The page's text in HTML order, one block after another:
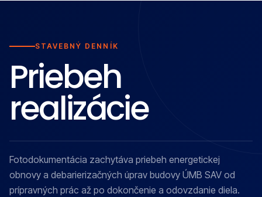
STAVEBNÝ DENNÍK
Priebeh
realizácie
Fotodokumentácia zachytáva priebeh energetickej
obnovy a debarierizačných úprav budovy ÚMB SAV od
prípravných prác až po dokončenie a odovzdanie diela.